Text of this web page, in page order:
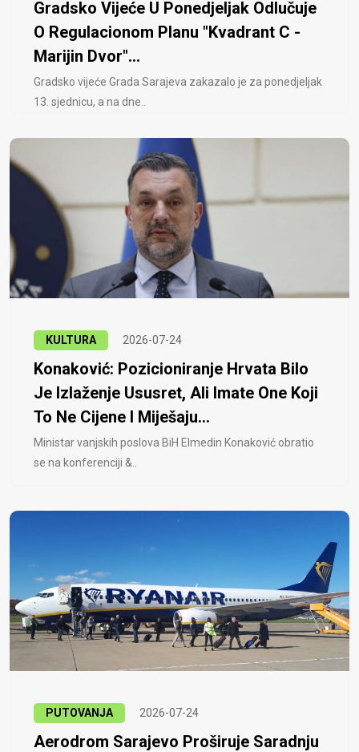
Gradsko Vijeće U Ponedjeljak Odlučuje
O Regulacionom Planu "Kvadrant C -
Marijin Dvor"...
Gradsko vijeće Grada Sarajeva zakazalo je za ponedjeljak
13. sjednicu, a na dne..
KULTURA 2026-07-24
Konaković: Pozicioniranje Hrvata Bilo
Je Izlaženje Ususret, Ali Imate One Koji
To Ne Cijene I Miješaju...
Ministar vanjskih poslova BiH Elmedin Konaković obratio
se na konferenciji &..
PUTOVANJA 2026-07-24
Aerodrom Sarajevo Proširuje Saradnju